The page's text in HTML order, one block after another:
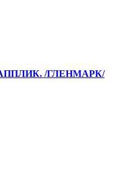
/ГЛЕНМАРК/